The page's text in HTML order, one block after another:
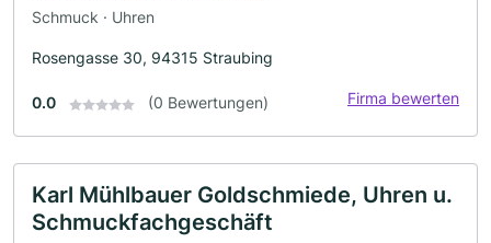
Schmuck · Uhren
Rosengasse 30, 94315 Straubing
0.0 (0 Bewertungen) Firma bewerten
Karl Mühlbauer Goldschmiede, Uhren u.
Schmuckfachgeschäft